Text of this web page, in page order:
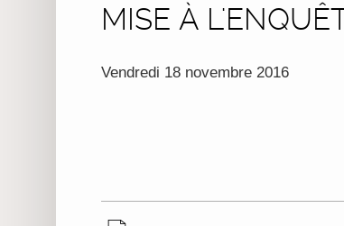
MISE À
Vendredi 18 novembre 2016